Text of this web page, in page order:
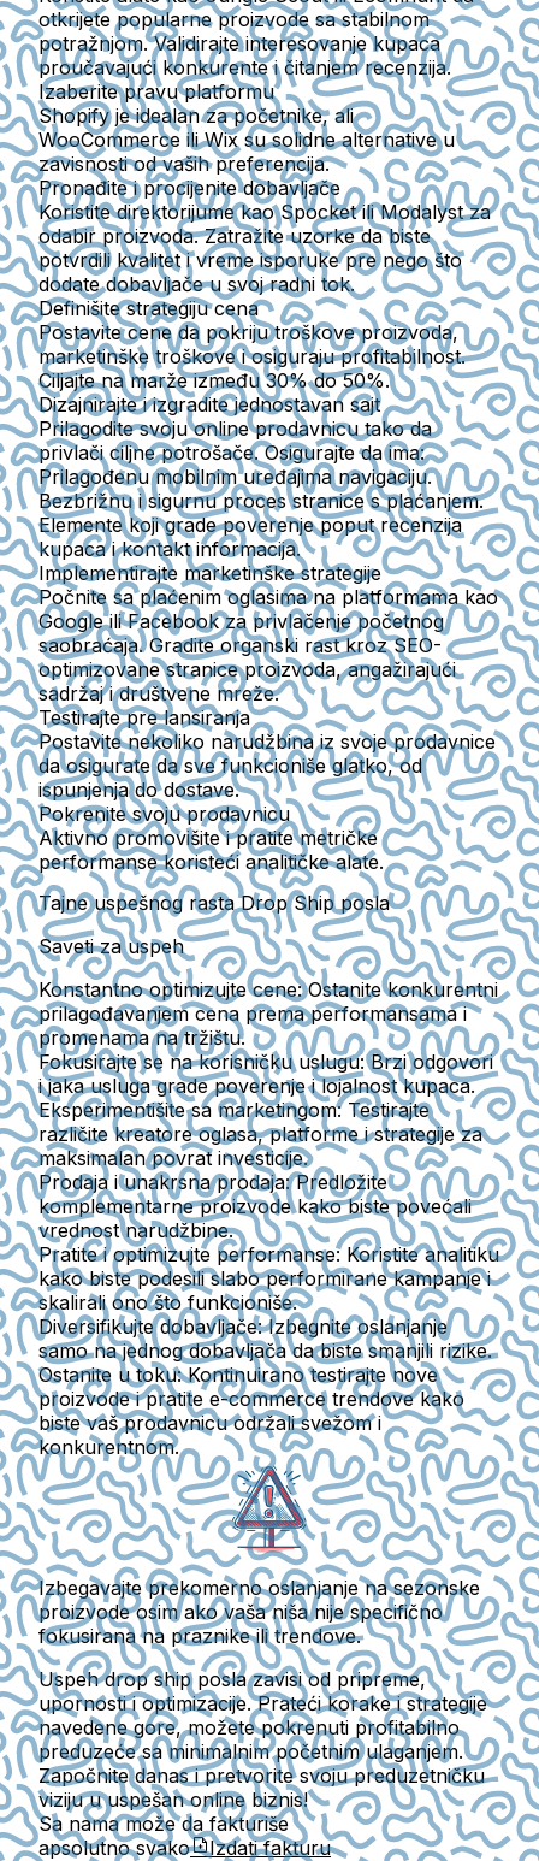
otkrijete popularne proizvode sa stabilnom
potražnjom. Validirajte interesovanje kupaca
proučavajući konkurente i čitanjem recenzija.
Izaberite pravu platformu
Shopify je idealan za početnike, ali
WooCommerce ili Wix su solidne alternative u
zavisnosti od vaših preferencija.
Pronađite i procijenite dobavljače
Koristite direktorijume kao Spocket ili Modalyst za
odabir proizvoda. Zatražite uzorke da biste
potvrdili kvalitet i vreme isporuke pre nego što
dodate dobavljače u svoj radni tok.
Definišite strategiju cena
Postavite cene da pokriju troškove proizvoda,
marketinške troškove i osiguraju profitabilnost.
Ciljajte na marže između 30% do 50%.
Dizajnirajte i izgradite jednostavan sajt
Prilagodite svoju online prodavnicu tako da
privlači ciljne potrošače. Osigurajte da ima:
Prilagođenu mobilnim uređajima navigaciju.
Bezbrižnu i sigurnu proces stranice s plaćanjem.
Elemente koji grade poverenje poput recenzija
kupaca i kontakt informacija.
Implementirajte marketinške strategije
Počnite sa plaćenim oglasima na platformama kao
Google ili Facebook za privlačenje početnog
saobraćaja. Gradite organski rast kroz SEO-
optimizovane stranice proizvoda, angažirajući
sadržaj i društvene mreže.
Testirajte pre lansiranja
Postavite nekoliko narudžbina iz svoje prodavnice
da osigurate da sve funkcioniše glatko, od
ispunjenja do dostave.
Pokrenite svoju prodavnicu
Aktivno promovišite i pratite metričke
performanse koristeći analitičke alate.
Tajne uspešnog rasta Drop Ship posla
Saveti za uspeh
Konstantno optimizujte cene: Ostanite konkurentni
prilagođavanjem cena prema performansama i
promenama na tržištu.
Fokusirajte se na korisničku uslugu: Brzi odgovori
i jaka usluga grade poverenje i lojalnost kupaca.
Eksperimentišite sa marketingom: Testirajte
različite kreatore oglasa, platforme i strategije za
maksimalan povrat investicije.
Prodaja i unakrsna prodaja: Predložite
komplementarne proizvode kako biste povećali
vrednost narudžbine.
Pratite i optimizujte performanse: Koristite analitiku
kako biste podesili slabo performirane kampanje i
skalirali ono što funkcioniše.
Diversifikujte dobavljače: Izbegnite oslanjanje
samo na jednog dobavljača da biste smanjili rizike.
Ostanite u toku: Kontinuirano testirajte nove
proizvode i pratite e-commerce trendove kako
biste vaš prodavnicu održali svežom i
konkurentnom.
Izbegavajte prekomerno oslanjanje na sezonske
proizvode osim ako vaša niša nije specifično
fokusirana na praznike ili trendove.
Uspeh drop ship posla zavisi od pripreme,
upornosti i optimizacije. Prateći korake i strategije
navedene gore, možete pokrenuti profitabilno
preduzeće sa minimalnim početnim ulaganjem.
Započnite danas i pretvorite svoju preduzetničku
viziju u uspešan online biznis!
Sa nama može da fakturiše
apsolutno svako
Izdati fakturu